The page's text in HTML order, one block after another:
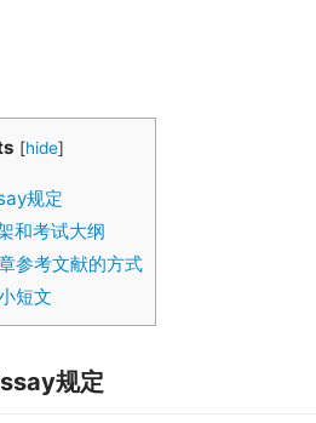
[hide]
规定
和考试大纲
参考文献的方式
短文
规定